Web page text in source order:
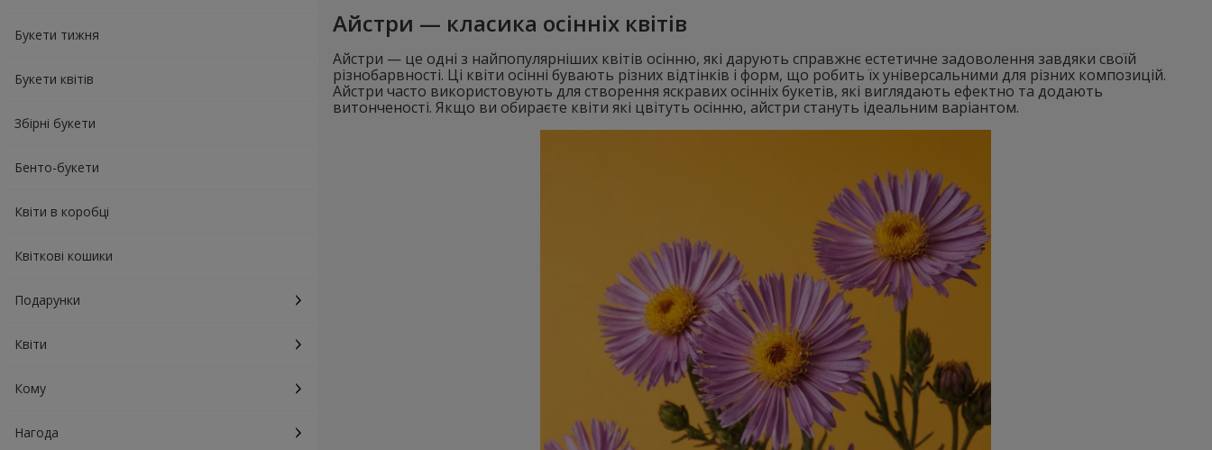
Букети тижня
Букети квітів
Збірні букети
Бенто-букети
Квіти в коробці
Квіткові кошики
Подарунки
Квіти
Кому
Нагода
Айстри — класика осінніх квітів
Айстри — це одні з найпопулярніших квітів осінню, які дарують справжнє естетичне задоволення завдяки своїй
різнобарвності. Ці квіти осінні бувають різних відтінків і форм, що робить їх універсальними для різних композицій.
Айстри часто використовують для створення яскравих осінніх букетів, які виглядають ефектно та додають
витонченості. Якщо ви обираєте квіти які цвітуть осінню, айстри стануть ідеальним варіантом.